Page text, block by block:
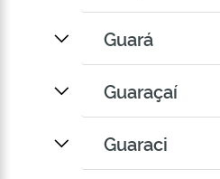
Guará
Guaraçaí
Guaraci